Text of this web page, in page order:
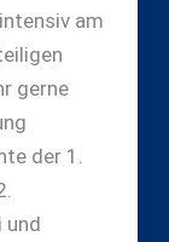
am
gerne
der 1.
und